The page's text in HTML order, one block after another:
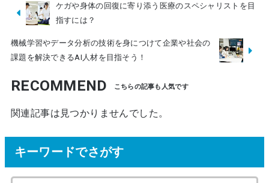
ケガや身体の回復に寄り添う医療のスペシャリストを目
指すには？
機械学習やデータ分析の技術を身につけて企業や社会の
課題を解決できるAI人材を目指そう！
RECOMMEND
関連記事は見つかりませんでした。
キーワードでさがす